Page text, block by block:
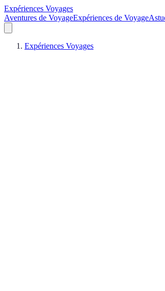
Expériences Voyages
Aventures de VoyageExpériences de Voyage
Expériences Voyages